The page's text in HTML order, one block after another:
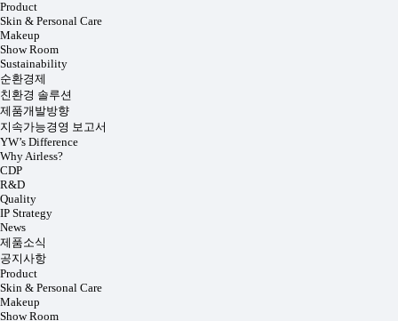
Product
Skin & Personal Care
Makeup
Show Room
Sustainability
순환경제
친환경 솔루션
제품개발방향
지속가능경영 보고서
YW’s Difference
Why Airless?
CDP
R&D
Quality
IP Strategy
News
제품소식
공지사항
Product
Skin & Personal Care
Makeup
Show Room